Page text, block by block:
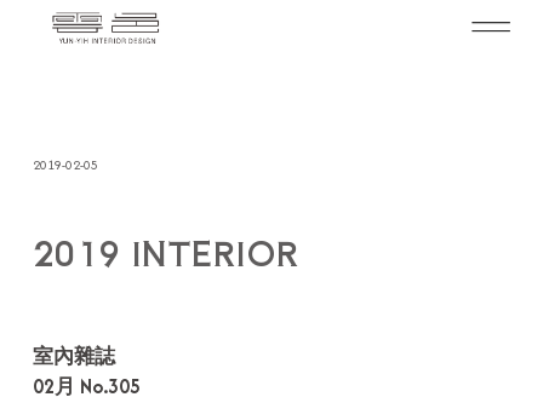
2019-02-05
2019 INTERIOR
室內雜誌
02月 No.305